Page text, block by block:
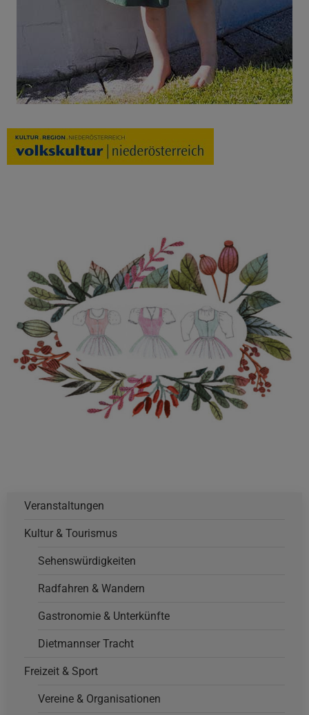
Veranstaltungen
Kultur & Tourismus
Sehenswürdigkeiten
Radfahren & Wandern
Gastronomie & Unterkünfte
Dietmannser Tracht
Freizeit & Sport
Vereine & Organisationen